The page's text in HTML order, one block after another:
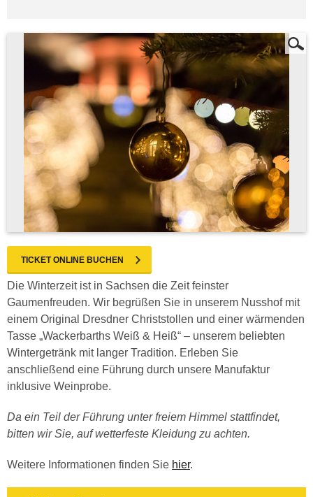
TICKET ONLINE BUCHEN
Die Winterzeit ist in Sachsen die Zeit feinster
Gaumenfreuden. Wir begrüßen Sie in unserem Nusshof mit
einem Original Dresdner Christstollen und einer wärmenden
Tasse „Wackerbarths Weiß & Heiß“ – unserem beliebten
Wintergetränk mit langer Tradition. Erleben Sie
anschließend eine Führung durch unsere Manufaktur
inklusive Weinprobe.
Da ein Teil der Führung unter freiem Himmel stattfindet,
bitten wir Sie, auf wetterfeste Kleidung zu achten.
Weitere Informationen finden Sie hier.